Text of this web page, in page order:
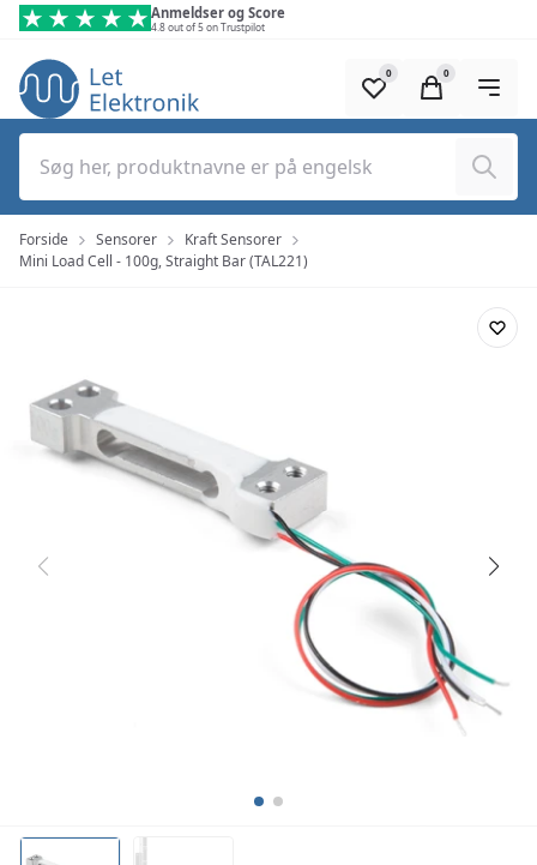
Spring til hovedindhold (tryk på Enter)
Anmeldser og Score
4.8 out of 5 on Trustpilot
Søg
0 0
Forside Sensorer
Kraft Sensorer
Mini Load Cell - 100g, Straight Bar (TAL221)